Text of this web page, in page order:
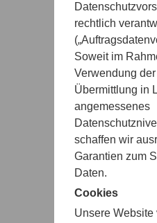
rechtlich
Soweit im
Verwendung
Übermittlung in
angemessenes
schaffen wir
Garantien zum
Daten.
Cookies
Unsere Website